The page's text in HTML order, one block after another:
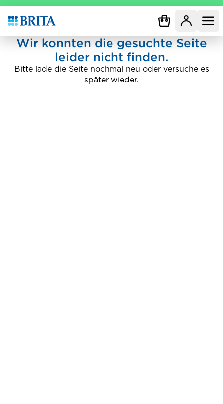
Zur Startseite
Wir konnten die gesuchte Seite
leider nicht finden.
Bitte lade die Seite nochmal neu oder versuche es
später wieder.